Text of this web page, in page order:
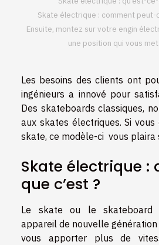
Skate électrique : comment peut-
Ensuite, montez sur votre engin
une position qui vous met
Les besoins des clients ont
ingénieurs a innové pour
Des skateboards classiques,
aux skates électriques. Si
skate, ce modèle-ci vous plaira
Skate électrique :
que c’est ?
Le skate ou le skateboard
appareil de nouvelle
vous apporter plus de